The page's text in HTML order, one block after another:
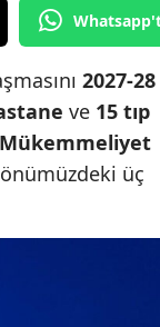
2027‑28
ve 15 tıp
üç